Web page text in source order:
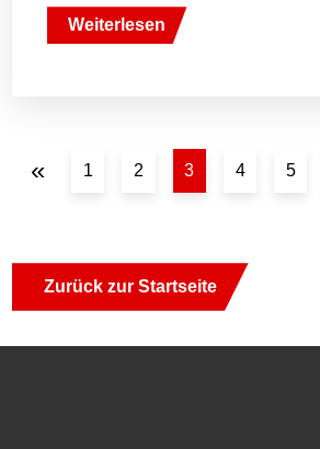
Weiterlesen
« 1 2 3 4 5
Zurück zur Startseite